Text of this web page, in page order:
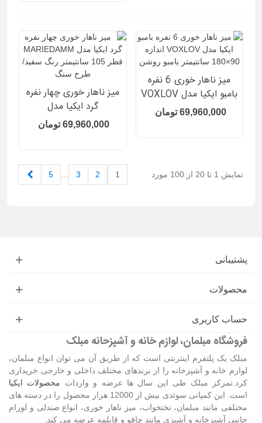
میز ناهار خوری 6 نفره
بامبو ایکیا مدل VOXLOV
اندازه 90×180 سانتیمتر
بامبو روشن
69,960,000 تومان
میز ناهار خوری چهار نفره
گرد ایکیا مدل
MARIEDAMM قطر 105
سانتیمتر رنگ سفید/طرح
69,960,000 تومان
نمایش 1 تا 20 از 100 مورد 1
2
3
5
پشتیبانی
محصولات
حساب کاربری
فروشگاه مبلمان، لوازم خانه و آشپزحانه مبلک
مبلک یک پلتفرم اینترنتی است که از طریق آن می توان انواع مبلمان،
لوازم خانه و آشپزخانه را از برندهای مختلف داخلی و خارجی خریداری
کرد.تمرکز مبلک طی این سال ها عرضه و واردات محصولات ایکیا
است. این کمپانی سوئدی بیش از 12000 هزار محصول را در دسته های
مختلفی مانند مبلمان، تختخواب، میز ناهار خوری، انواع صندلی و لوزام
جانبی آشپزخانه و آشپزی مانند چاقو و قابلمه عرضه می کند.